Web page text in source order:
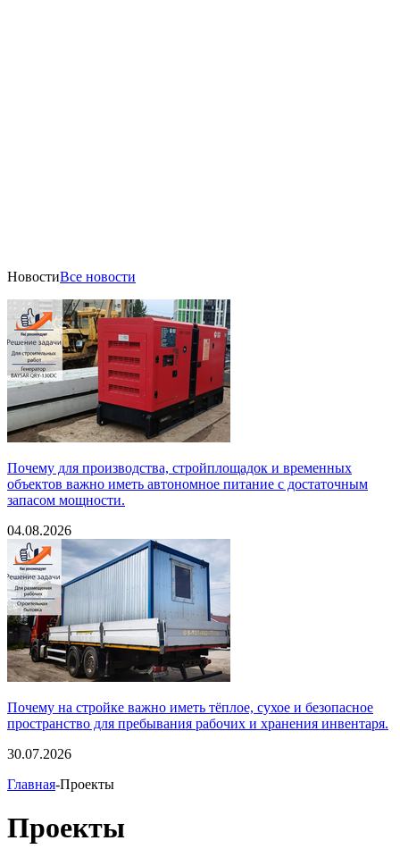
НовостиВсе новости
Почему для производства, стройплощадок и временных
объектов важно иметь автономное питание с достаточным
запасом мощности.
04.08.2026
Почему на стройке важно иметь тёплое, сухое и безопасное
пространство для пребывания рабочих и хранения инвентаря.
30.07.2026
Главная-Проекты
Проекты